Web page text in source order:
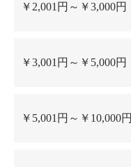
￥2,001円～￥3,000円
￥3,001円～￥5,000円
￥5,001円～￥10,000円